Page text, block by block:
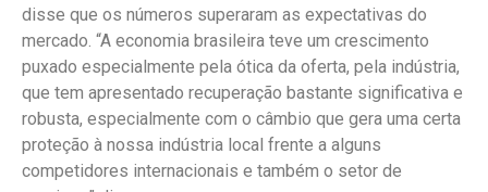
disse que os números superaram as expectativas do
mercado. “A economia brasileira teve um crescimento
puxado especialmente pela ótica da oferta, pela indústria,
que tem apresentado recuperação bastante significativa e
robusta, especialmente com o câmbio que gera uma certa
proteção à nossa indústria local frente a alguns
competidores internacionais e também o setor de